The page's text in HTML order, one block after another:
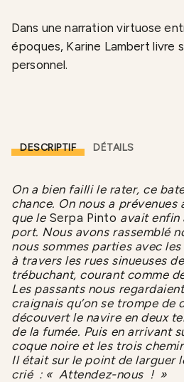
Dans une narration virtuose
époques, Karine Lambert livre
personnel.
DESCRIPTIF DÉTAILS
On a bien failli le rater, ce
chance. On nous a prévenues
que le Serpa Pinto avait enfin
port. Nous avons rassemblé
nous sommes parties avec
à travers les rues sinueuses
trébuchant, courant comme
Les passants nous
craignais qu’on se trompe de
découvert le navire en deux
de la fumée. Puis en arrivant
coque noire et les trois
Il était sur le point de larguer
crié : « Attendez-nous ! »